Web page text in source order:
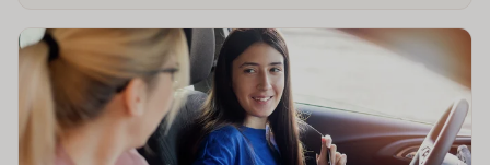
svarbiausi
patarimai
kiekvienam
vairuotojui